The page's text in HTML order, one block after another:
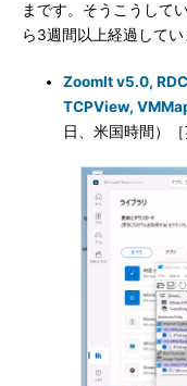
まです。そうこうして
ら3週間以上経過してい
ZoomIt v5.0,
TCPView,
日、米国時間）